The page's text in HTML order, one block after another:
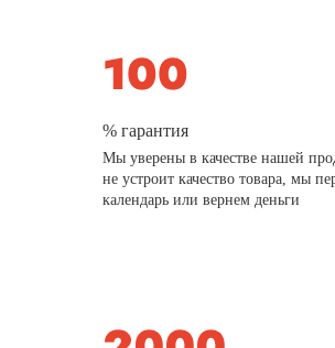
% гарантия
Мы уверены в качестве нашей
не устроит качество товара, мы
календарь или вернем деньги